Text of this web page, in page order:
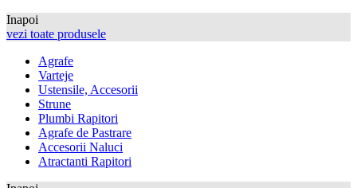
Inapoi
vezi toate produsele
Agrafe
Varteje
Ustensile, Accesorii
Strune
Plumbi Rapitori
Agrafe de Pastrare
Accesorii Naluci
Atractanti Rapitori